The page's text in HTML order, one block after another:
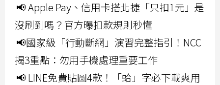
📢 Apple Pay、信用卡搭北捷「只扣1元」是
沒刷到嗎？官方曝扣款規則秒懂
📢國家級「行動斷網」演習完整指引！NCC
揭3重點：勿用手機處理重要工作
📢 LINE免費貼圖4款！「蛤」字必下載爽用